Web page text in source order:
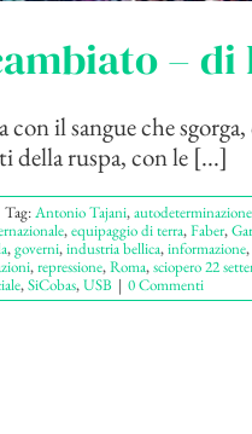
– di
con il sangue che
della ruspa, con le [...]
Tag:Antonio Tajani,autodeterminazione
,equipaggio di terra,Faber,
,governi,industria bellica,informazione,
,repressione,Roma,sciopero 22
,SiCobas,USB | 0 Commenti